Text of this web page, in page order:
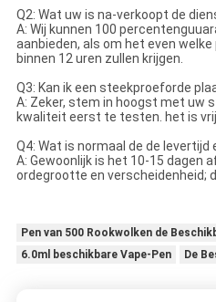
Q2: Wat uw is na-verkoopt de
A: Wij kunnen 100
aanbieden, als om het even
binnen 12 uren zullen krijgen.
Q3: Kan ik een steekproeforde
A: Zeker, stem in hoogst met uw
kwaliteit eerst te testen. het is
Q4: Wat is normaal de de levertijd
A: Gewoonlijk is het 10-15 dagen
ordegrootte en verscheidenheid;
Pen van 500 Rookwolken de
6.0ml beschikbare Vape-Pen
De